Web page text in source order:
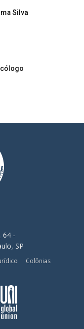
Silva
64 -
SP
Colônias